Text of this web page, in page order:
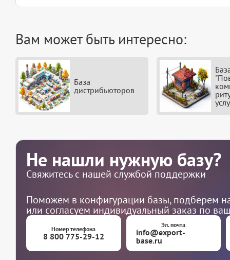
Вам может быть интересно:
База
дистрибьюторов
Не нашли нужную базу?
Свяжитесь с нашей службой поддержки
Поможем в конфигурации базы, подберем
или согласуем индивидуальный заказ по
Номер телефона
8 800 775-29-12
Эл. почта
info@export-
base.ru